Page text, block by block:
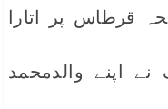
قرطاس پر اتارا
اپنے والدمحمد